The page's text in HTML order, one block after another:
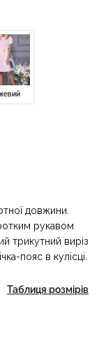
довжини.
рукавом
трикутний виріз
пояс в кулісці.
Таблиця розмірів